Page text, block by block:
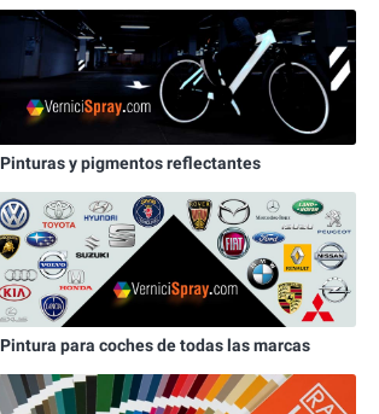
Pinturas y pigmentos reflectantes
Pintura para coches de todas las marcas